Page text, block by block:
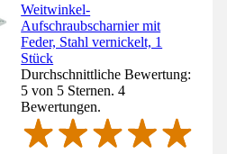
Weitwinkel-
Aufschraubscharnier mit
Feder, Stahl vernickelt, 1
Stück
Durchschnittliche Bewertung:
5 von 5 Sternen. 4
Bewertungen.